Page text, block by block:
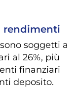
rendimenti
soggetti a
al 26%, più
finanziari
deposito.